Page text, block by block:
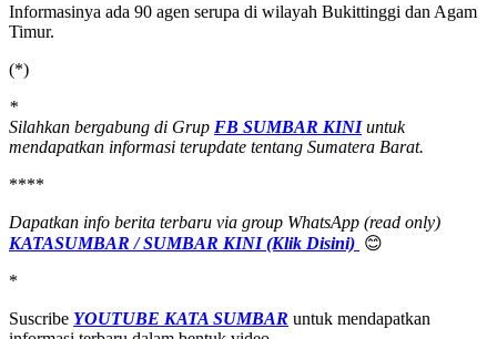
Informasinya ada 90 agen serupa di wilayah Bukittinggi dan Agam
Timur.
(*)
*
Silahkan bergabung di Grup FB SUMBAR KINIuntuk
mendapatkan informasi terupdate tentang Sumatera Barat.
****
Dapatkan info berita terbaru via group WhatsApp (read only)
KATASUMBAR / SUMBAR KINI (Klik Disini) 😊
*
Suscribe YOUTUBE KATA SUMBAR untuk mendapatkan